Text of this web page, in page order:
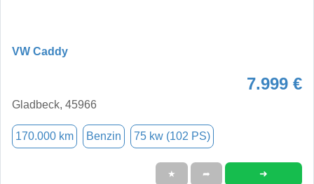
VW Caddy
7.999 €
Gladbeck, 45966
170.000 km Benzin 75 kw (102 PS)
★ ➦ ➜